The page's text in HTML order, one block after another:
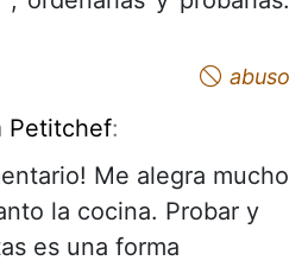
appreciate abuso
Petitchef:
Me alegra mucho
la cocina. Probar y
es una forma